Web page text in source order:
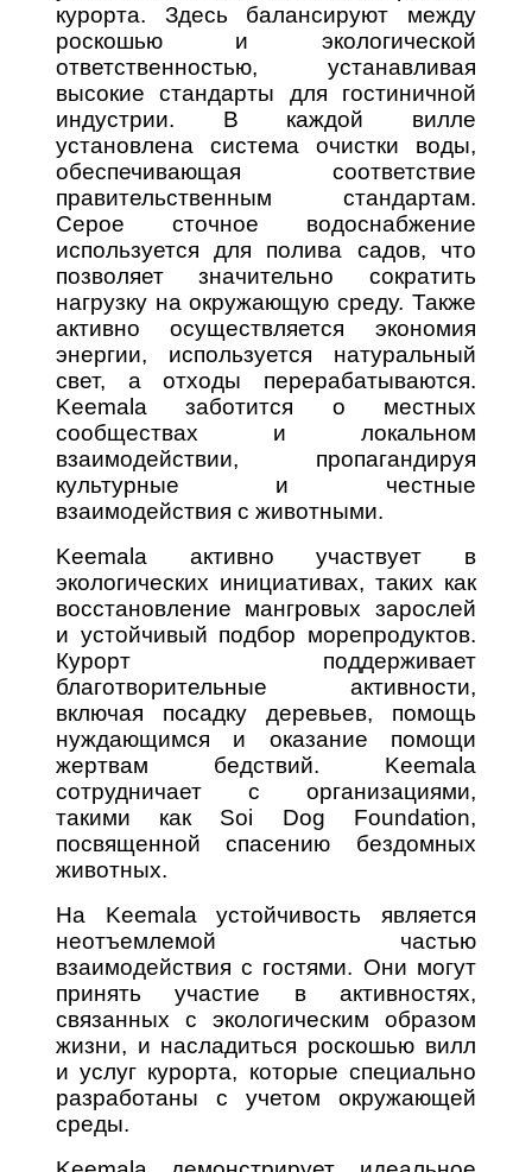
курорта. Здесь балансируют между
роскошью и экологической
ответственностью, устанавливая
высокие стандарты для гостиничной
индустрии. В каждой вилле
установлена система очистки воды,
обеспечивающая соответствие
правительственным стандартам.
Серое сточное водоснабжение
используется для полива садов, что
позволяет значительно сократить
нагрузку на окружающую среду. Также
активно осуществляется экономия
энергии, используется натуральный
свет, а отходы перерабатываются.
Keemala заботится о местных
сообществах и локальном
взаимодействии, пропагандируя
культурные и честные
взаимодействия с животными.
Keemala активно участвует в
экологических инициативах, таких как
восстановление мангровых зарослей
и устойчивый подбор морепродуктов.
Курорт поддерживает
благотворительные активности,
включая посадку деревьев, помощь
нуждающимся и оказание помощи
жертвам бедствий. Keemala
сотрудничает с организациями,
такими как Soi Dog Foundation,
посвященной спасению бездомных
животных.
На Keemala устойчивость является
неотъемлемой частью
взаимодействия с гостями. Они могут
принять участие в активностях,
связанных с экологическим образом
жизни, и насладиться роскошью вилл
и услуг курорта, которые специально
разработаны с учетом окружающей
среды.